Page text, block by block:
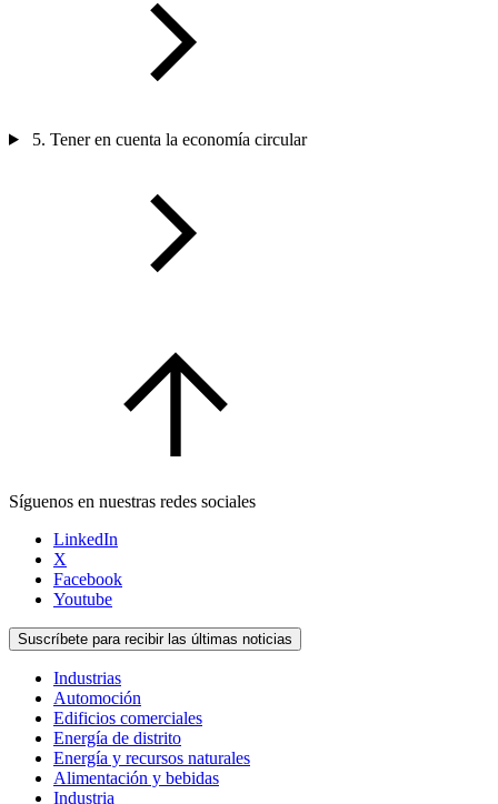
5. Tener en cuenta la economía circular
Síguenos en nuestras redes sociales
LinkedIn
X
Facebook
Youtube
Suscríbete para recibir las últimas noticias
Industrias
Automoción
Edificios comerciales
Energía de distrito
Energía y recursos naturales
Alimentación y bebidas
Industria